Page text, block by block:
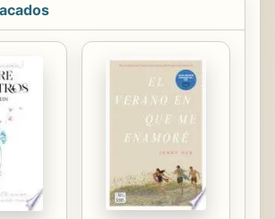
abandona todo para seguir el camino
de la iluminación. The New York
Times Bestseller. Buda es una figura
sin igual en el mundo. En este libro,
Deepak Chopra nos narra la vida de
este personaje absolutamente fuera
de lo común que, siendo heredero
de un gran reino y acostumbrado a...